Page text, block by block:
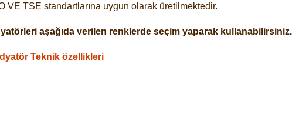
VE TSE standartlarına uygun olarak üretilmektedir.
aşağıda verilen renklerde seçim yaparak kullanabilirsiniz.
Teknik özellikleri